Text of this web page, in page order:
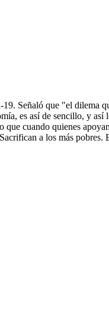
Señaló que "el dilema
es así de sencillo, y así
que cuando quienes
a los más pobres.